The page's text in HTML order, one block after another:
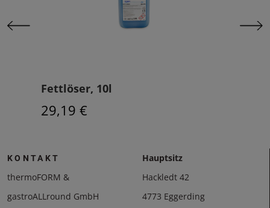
Fettlöser, 10l
29,19 €
KONTAKT
thermoFORM &
gastroALLround GmbH
Hauptsitz
Hackledt 42
4773 Eggerding